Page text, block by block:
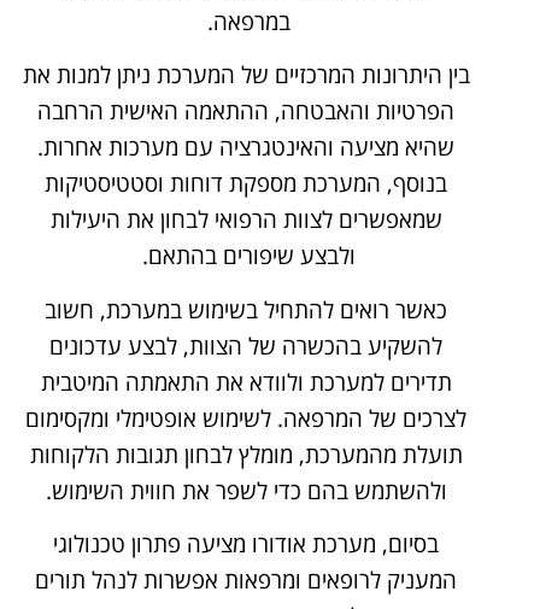
במרפאה.
בין היתרונות המרכזיים של המערכת ניתן למנות את
הפרטיות והאבטחה, ההתאמה האישית הרחבה
שהיא מציעה והאינטגרציה עם מערכות אחרות.
בנוסף, המערכת מספקת דוחות וסטטיסטיקות
שמאפשרים לצוות הרפואי לבחון את היעילות
ולבצע שיפורים בהתאם.
כאשר רואים להתחיל בשימוש במערכת, חשוב
להשקיע בהכשרה של הצוות, לבצע עדכונים
תדירים למערכת ולוודא את התאמתה המיטבית
לצרכים של המרפאה. לשימוש אופטימלי ומקסימום
תועלת מהמערכת, מומלץ לבחון תגובות הלקוחות
ולהשתמש בהם כדי לשפר את חווית השימוש.
בסיום, מערכת אודורו מציעה פתרון טכנולוגי
המעניק לרופאים ומרפאות אפשרות לנהל תורים